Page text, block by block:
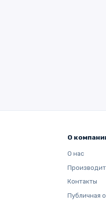
О
О нас
Контакты
Публичная